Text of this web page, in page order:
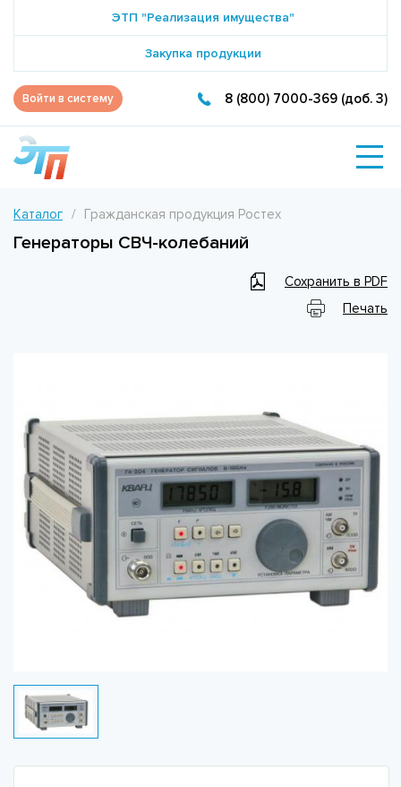
ЭТП "Реализация имущества"
Закупка продукции
Войти в систему 8 (800) 7000-369 (доб. 3)
Каталог Гражданская продукция Ростех
Генераторы СВЧ-колебаний
Сохранить в PDF
Печать